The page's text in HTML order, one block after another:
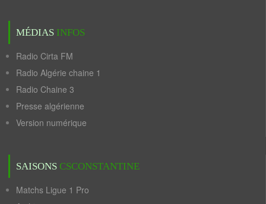
MÉDIAS INFOS
Radio Cirta FM
Radio Algérie chaine 1
Radio Chaine 3
Presse algérienne
Version numérique
SAISONS CSCONSTANTINE
Matchs Ligue 1 Pro